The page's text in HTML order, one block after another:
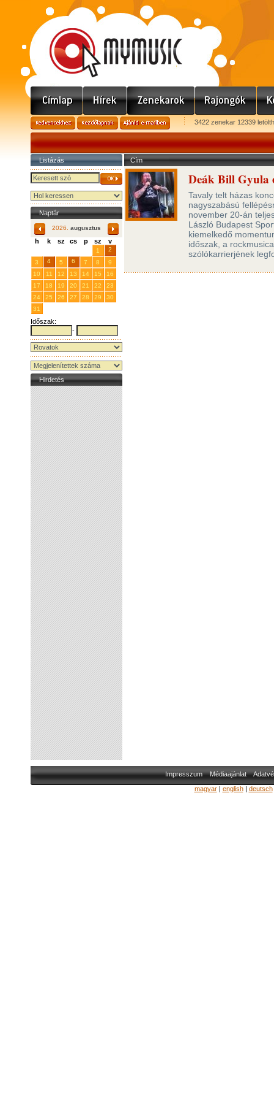
3422 zenekar 12339
Listázás
Naptár
2026. augusztus
h k sz cs p sz v
1
2
3
4 5 6 7 8
9
10
11 12 13 14 15
16
17
18 19 20 21 22
23
24
25 26 27 28 29
30
31
Időszak:
-
Hirdetés
Cím
Deák Bill Gyula
Tavaly telt házas
nagyszabású
november 20-án
László Budapest
kiemelkedő
időszak, a
szólókarrierjének
Impresszum Médiaajánlat
magyar| english| deutsch